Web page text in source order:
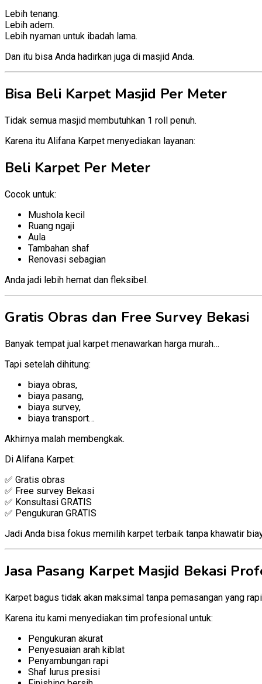
Lebih tenang.
Lebih adem.
Lebih nyaman untuk ibadah lama.
Dan itu bisa Anda hadirkan juga di masjid Anda.
Bisa Beli Karpet Masjid Per Meter
Tidak semua masjid membutuhkan 1 roll penuh.
Karena itu Alifana Karpet menyediakan layanan:
Beli Karpet Per Meter
Cocok untuk:
Mushola kecil
Ruang ngaji
Aula
Tambahan shaf
Renovasi sebagian
Anda jadi lebih hemat dan fleksibel.
Gratis Obras dan Free Survey Bekasi
Banyak tempat jual karpet menawarkan harga murah…
Tapi setelah dihitung:
biaya obras,
biaya pasang,
biaya survey,
biaya transport…
Akhirnya malah membengkak.
Di Alifana Karpet:
✅ Gratis obras
✅ Free survey Bekasi
✅ Konsultasi GRATIS
✅ Pengukuran GRATIS
Jadi Anda bisa fokus memilih karpet terbaik tanpa khawatir
Jasa Pasang Karpet Masjid Bekasi
Karpet bagus tidak akan maksimal tanpa pemasangan yang
Karena itu kami menyediakan tim profesional untuk:
Pengukuran akurat
Penyesuaian arah kiblat
Penyambungan rapi
Shaf lurus presisi